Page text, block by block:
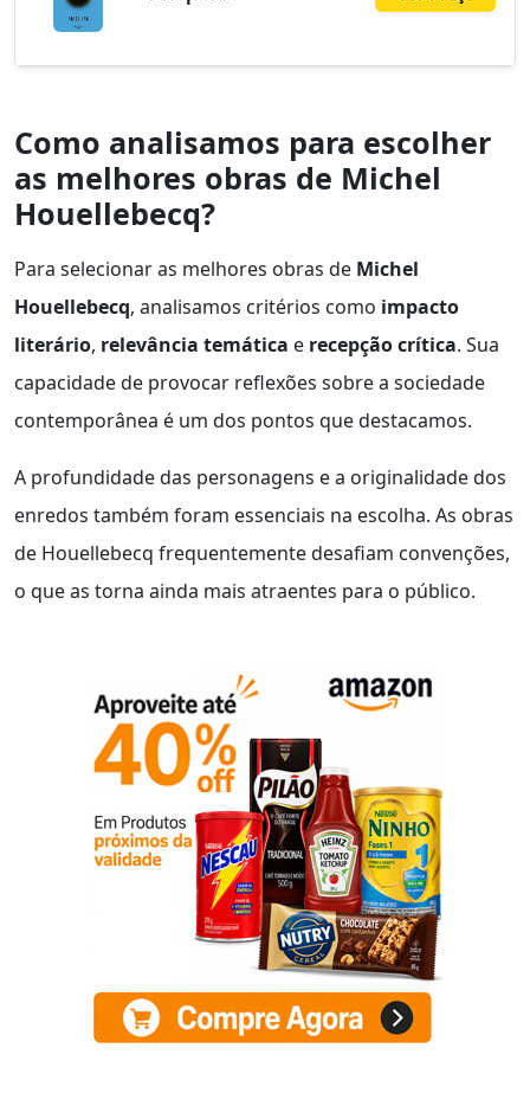
Como analisamos para escolher
as melhores obras de Michel
Houellebecq?
Para selecionar as melhores obras de Michel
Houellebecq, analisamos critérios como impacto
literário, relevância temática e recepção crítica. Sua
capacidade de provocar reflexões sobre a sociedade
contemporânea é um dos pontos que destacamos.
A profundidade das personagens e a originalidade dos
enredos também foram essenciais na escolha. As obras
de Houellebecq frequentemente desafiam convenções,
o que as torna ainda mais atraentes para o público.